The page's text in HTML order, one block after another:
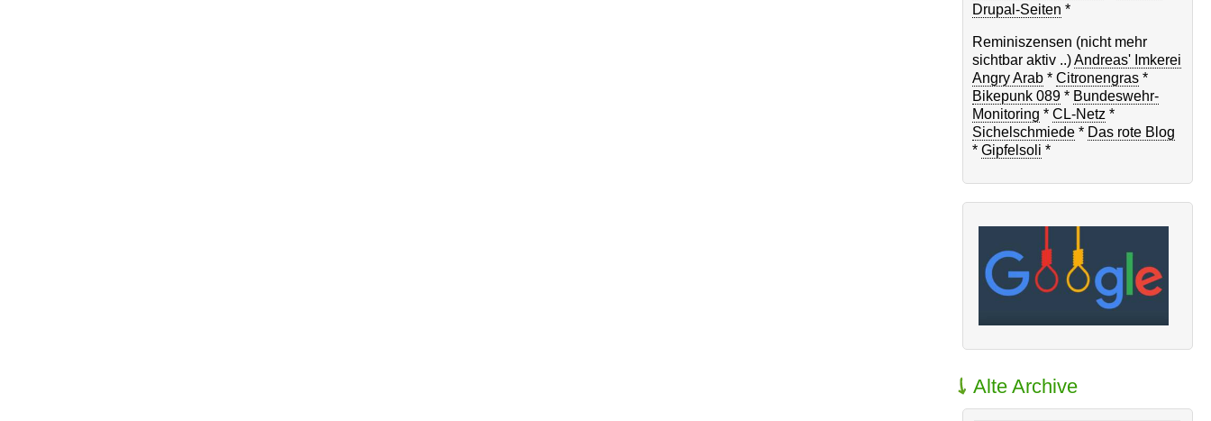
Drupal-Seiten *
Reminiszensen (nicht mehr
sichtbar aktiv ..)Andreas' Imkerei
Angry Arab *Citronengras *
Bikepunk 089 * Bundeswehr-
Monitoring *CL-Netz *
Sichelschmiede * Das rote Blog
*Gipfelsoli *
Alte Archive